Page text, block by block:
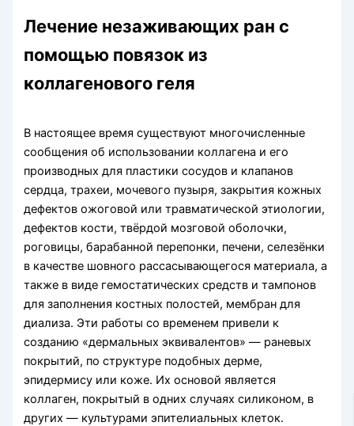
Лечение незаживающих ран с
помощью повязок из
коллагенового геля
В настоящее время существуют многочисленные
сообщения об использовании коллагена и его
производных для пластики сосудов и клапанов
сердца, трахеи, мочевого пузыря, закрытия кожных
дефектов ожоговой или травматической этиологии,
дефектов кости, твёрдой мозговой оболочки,
роговицы, барабанной перепонки, печени, селезёнки
в качестве шовного рассасывающегося материала, а
также в виде гемостатических средств и тампонов
для заполнения костных полостей, мембран для
диализа. Эти работы со временем привели к
созданию «дермальных эквивалентов» — раневых
покрытий, по структуре подобных дерме,
эпидермису или коже. Их основой является
коллаген, покрытый в одних случаях силиконом, в
других — культурами эпителиальных клеток.